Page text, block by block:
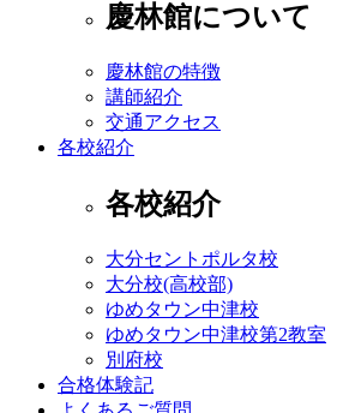
慶林館について
慶林館の特徴
講師紹介
交通アクセス
各校紹介
各校紹介
大分セントポルタ校
大分校(高校部)
ゆめタウン中津校
ゆめタウン中津校第2教室
別府校
合格体験記